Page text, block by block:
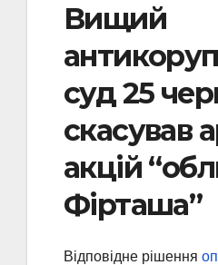
Вищий
суд 25
скасував
акцій
Фірташа”
Відповідне рішення